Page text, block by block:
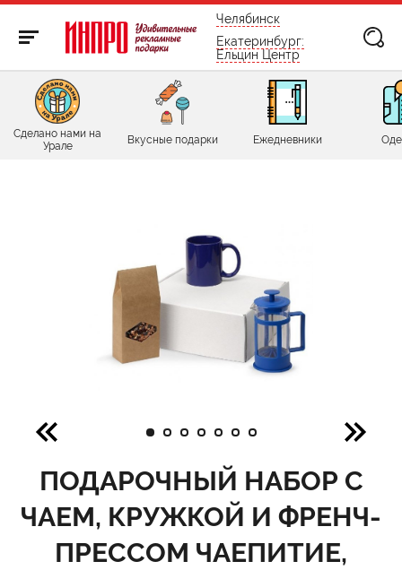
бесплатно по России
Челябинск
Екатеринбург:
Ельцин Центр
Сделано нами на
Урале
Вкусные подарки Ежедневники
ПОДАРОЧНЫЙ НАБОР С
ЧАЕМ, КРУЖКОЙ И ФРЕНЧ-
ПРЕССОМ ЧАЕПИТИЕ,